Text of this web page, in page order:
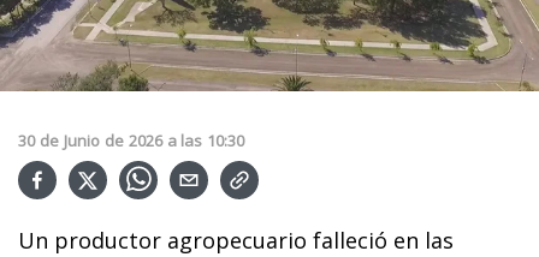
30 de Junio de 2026 a las 10:30
Un productor agropecuario falleció en las